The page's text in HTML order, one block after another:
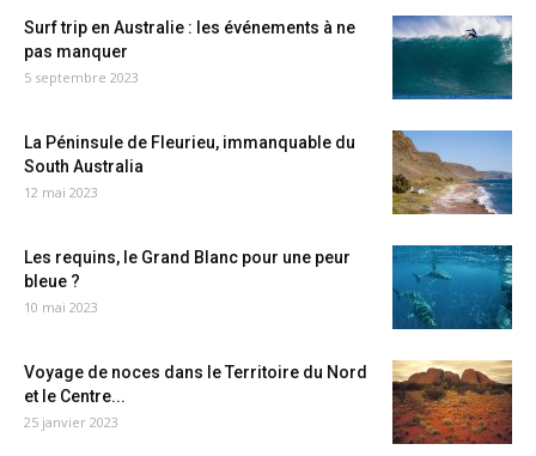
Surf trip en Australie : les événements à ne
pas manquer
5 septembre 2023
La Péninsule de Fleurieu, immanquable du
South Australia
12 mai 2023
Les requins, le Grand Blanc pour une peur
bleue ?
10 mai 2023
Voyage de noces dans le Territoire du Nord
et le Centre...
25 janvier 2023